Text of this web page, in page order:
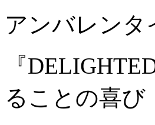
アンバレン
『
ることの喜び